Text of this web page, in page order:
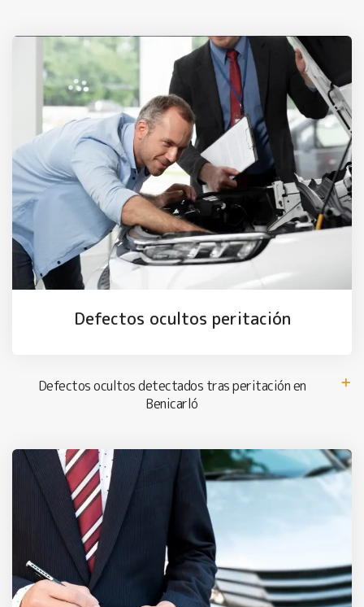
Defectos ocultos peritación
Defectos ocultos detectados tras peritación en
Benicarló